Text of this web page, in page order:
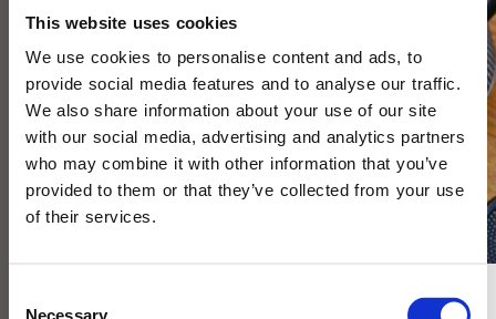
This website uses cookies
We use cookies to personalise content and ads, to
provide social media features and to analyse our traffic.
We also share information about your use of our site
with our social media, advertising and analytics partners
who may combine it with other information that you’ve
provided to them or that they’ve collected from your use
of their services.
Necessary
Opinel Smörkniv Nr 117 Blue
Klassisk smörkniv från franska Opinel med handtag i färgen
blå. Perfekt för att för att bre smör, sylt, choklad eller tapena